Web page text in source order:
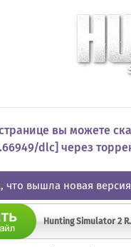
вы можете
dlc] через
что вышла новая
Hunting Simulator 2